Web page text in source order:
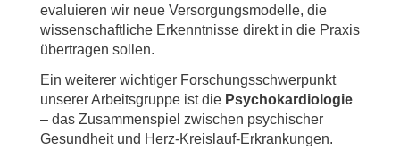
evaluieren wir neue Versorgungsmodelle, die
wissenschaftliche Erkenntnisse direkt in die Praxis
übertragen sollen.
Ein weiterer wichtiger Forschungsschwerpunkt
unserer Arbeitsgruppe ist die Psychokardiologie
– das Zusammenspiel zwischen psychischer
Gesundheit und Herz-Kreislauf-Erkrankungen.